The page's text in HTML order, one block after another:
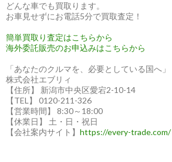
どんな車でも買取ります。
お車見せずにお電話5分で買取査定！
簡単買取り査定はこちらから
海外委託販売のお申込みはこちらから
「あなたのクルマを、必要としている国へ」
株式会社エブリィ
【住所】 新潟市中央区愛宕2-10-14
【TEL】 0120-211-326
【営業時間】 8:30～18:00
【休業日】 土・日・祝日
【会社案内サイト】 https://every-trade.com/